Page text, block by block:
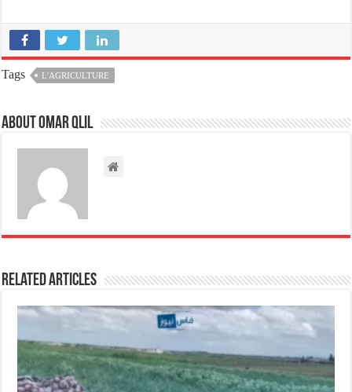
Tags L'AGRICULTURE
About omar qlil
Related Articles